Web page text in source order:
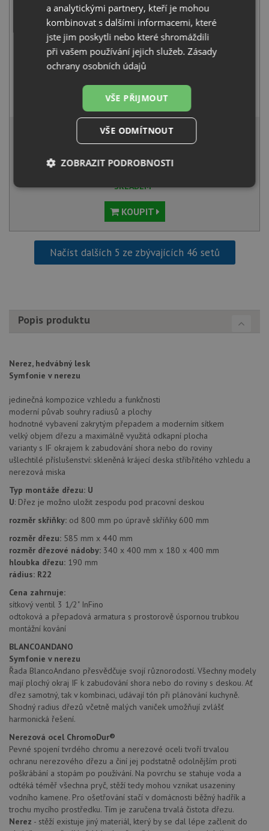
Deante ALPINIA BGA 063M chrom
1 890 Kčs DPH
14 868 Kčs DPH
Běžná cena:15 651 Kč
Sleva: 783 Kč
SKLADEM
KOUPIT
Načíst dalších 5 ze zbývajících 46 setů
Popis produktu
Nerez, hedvábný lesk
Symfonie v nerezu
jedinečná kompozice vzhledu a funkčnosti
moderní půvab souhry radiusů a plochy
hodnotné vybavení zakrytým přepadem a moderním sítkem
velký objem dřezu a maximálně využitá odkapní plocha
varianty s IF okrajem k zabudování shora nebo do roviny
ušlechtilé příslušenství: skleněná krájecí deska stříbřitého vzhledu a
nerezová miska
Typ montáže dřezu: U
U: Dřez je možno uložit zespodu pod pracovní deskou
rozměr skříňky: od 800 mm po úpravě skříňky 600 mm
rozměr dřezu: 585 mm x 440 mm
rozměr dřezové nádoby: 340 x 400 mm x 180 x 400 mm
hloubka dřezu: 190 mm
rádius: R22
Cena zahrnuje:
sítkový ventil 3 1/2" InFino
odtoková a přepadová armatura s prostorově úspornou trubkou
montážní kování
BLANCOANDANO
Symfonie v nerezu
Řada BlancoAndano přesvědčuje svojí různorodostí. Všechny modely
mají plochý okraj IF k zabudování shora nebo do roviny s deskou. Ať
dřez samotný, tak v kombinaci, udávají tón při plánování kuchyně.
Shodný radius dřezů včetně malých vaniček umožňují zvlášť
harmonická řešení.
Nerezová ocel ChromoDur®
Pevné spojení tvrdého chromu a nerezové oceli tvoří trvalou
ochranu nerezového dřezu a činí jej podstatně odolnějším proti
poškrábání a stopám po používání. Na povrchu se stahuje voda a
odtéká téměř všechna pryč, stěží tedy mohou vznikat usazeniny
vodního kamene. Pro ošetřování stačí v domácnosti běžný hadřík a
trochu mycího prostředku. Tím je zaručena trvalá čistota dřezu.
Nerez - stěží existuje jiný materiál, který by se dal lépe začlenit do
a analytickými partnery, kteří je mohou
kombinovat s dalšími informacemi, které
jste jim poskytli nebo které shromáždili
při vašem používání jejich služeb.Zásady
ochrany osobních údajů
VŠE PŘIJMOUT
VŠE ODMÍTNOUT
ZOBRAZIT PODROBNOSTI
Nezbytně
Výkonové
soubory
Soubory
Funkční soubory
Nezařazené
soubory
Soubory cílení
Nezbytně nutné soubory cookie umožňují základní
funkce webových stránek, jako je přihlášení
uživatele a správa účtu. Webové stránky nelze bez
nezbytně nutných souborů cookie správně používat.
Název
Poskytovatel/
Doména
Vyprší Popis
AWSALBCORS
funkcí
sid
zásadách ochrany soukromí společnosti Google